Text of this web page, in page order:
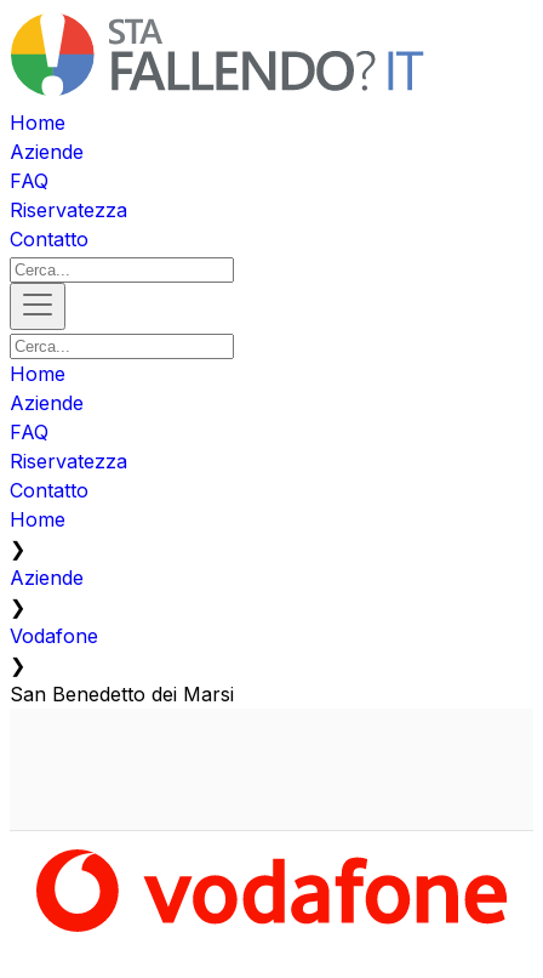
Home
Aziende
FAQ
Riservatezza
Contatto
Home
Aziende
FAQ
Riservatezza
Contatto
Home
❯
Aziende
❯
Vodafone
❯
San Benedetto dei Marsi